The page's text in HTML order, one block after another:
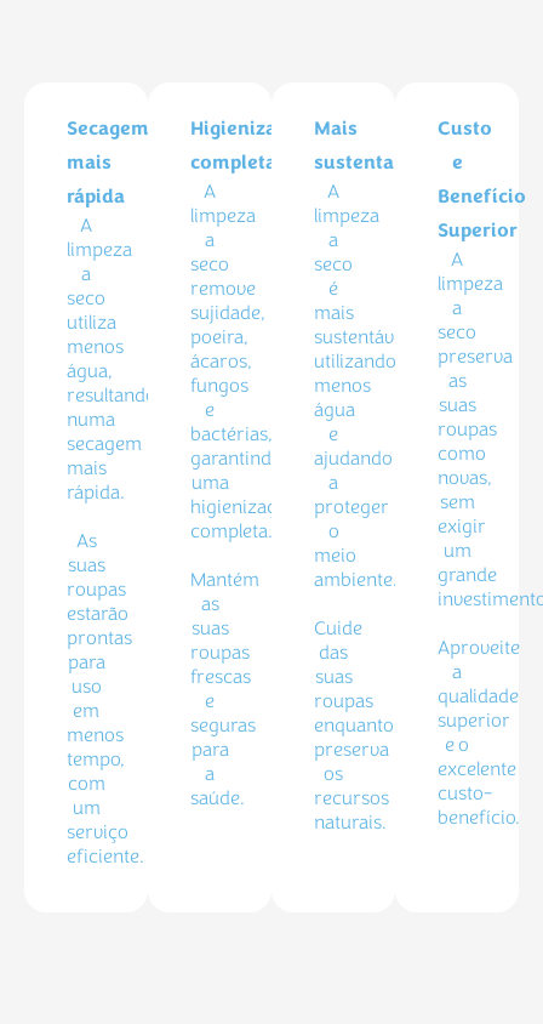
Secagem
mais
rápida
A
limpeza
a
seco
utiliza
menos
água,
resultando
numa
secagem
mais
rápida.
As
suas
roupas
estarão
prontas
para
uso
em
menos
tempo,
com
um
serviço
eficiente.
Higienização
completa
A
limpeza
a
seco
remove
sujidade,
poeira,
ácaros,
fungos
e
bactérias,
garantindo
uma
higienização
completa.
Mantém
as
suas
roupas
frescas
e
seguras
para
a
saúde.
Mais
sustentabilidade
A
limpeza
a
seco
é
mais
sustentável,
utilizando
menos
água
e
ajudando
a
proteger
o
meio
ambiente.
Cuide
das
suas
roupas
enquanto
preserva
os
recursos
naturais.
Custo
e
Benefício
Superior
A
limpeza
a
seco
preserva
as
suas
roupas
como
novas,
sem
exigir
um
grande
Aproveite
a
qualidade
superior
e o
excelente
custo-
benefício.